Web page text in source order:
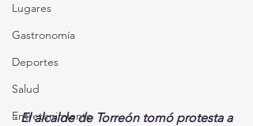
Lugares
Gastronomía
Deportes
Salud
Entretenimiento
· El alcalde de Torreón tomó protesta a